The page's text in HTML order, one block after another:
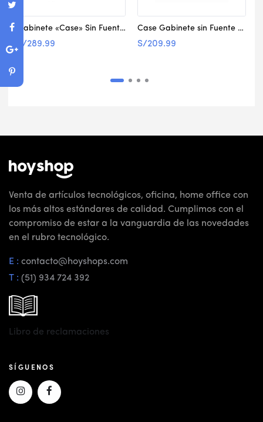
Gabinete «Case» Sin Fuente Fanatic Kratos
S/289.99
Case Gabinete sin Fuente Micronics Player
S/209.99
Venta de artículos tecnológicos, oficina, home office con
los más altos estándares de calidad. Cumplimos con el
compromiso de estar a la vanguardia de las novedades
en el rubro tecnológico.
E : contacto@hoyshops.com
T : (51) 934 724 392
Libro de reclamaciones
SÍGUENOS